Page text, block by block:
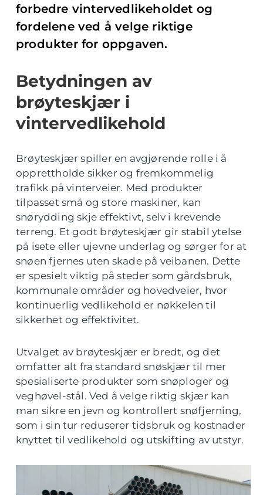
forbedre vintervedlikeholdet og
fordelene ved å velge riktige
produkter for oppgaven.
Betydningen av
brøyteskjær i
vintervedlikehold
Brøyteskjær spiller en avgjørende rolle i å
opprettholde sikker og fremkommelig
trafikk på vinterveier. Med produkter
tilpasset små og store maskiner, kan
snørydding skje effektivt, selv i krevende
terreng. Et godt brøyteskjær gir stabil ytelse
på isete eller ujevne underlag og sørger for at
snøen fjernes uten skade på veibanen. Dette
er spesielt viktig på steder som gårdsbruk,
kommunale områder og hovedveier, hvor
kontinuerlig vedlikehold er nøkkelen til
sikkerhet og effektivitet.
Utvalget av brøyteskjær er bredt, og det
omfatter alt fra standard snøskjær til mer
spesialiserte produkter som snøploger og
veghøvel-stål. Ved å velge riktig skjær kan
man sikre en jevn og kontrollert snøfjerning,
som i sin tur reduserer tidsbruk og kostnader
knyttet til vedlikehold og utskifting av utstyr.